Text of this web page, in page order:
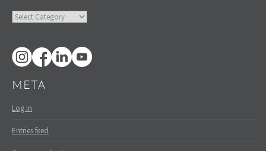
Categories
META
Log in
Entries feed